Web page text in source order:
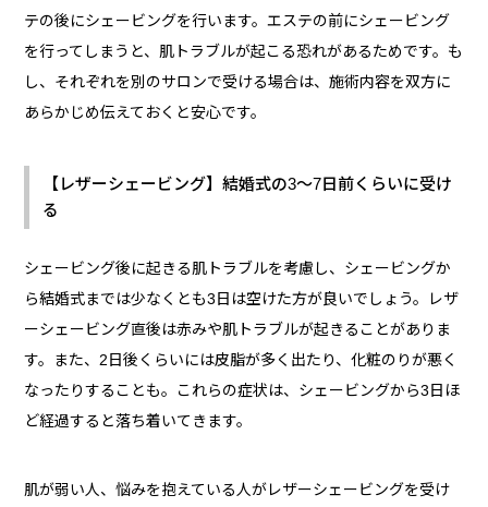
テの後にシェービングを行います。エステの前にシェービング
を行ってしまうと、肌トラブルが起こる恐れがあるためです。も
し、それぞれを別のサロンで受ける場合は、施術内容を双方に
あらかじめ伝えておくと安心です。
【レザーシェービング】結婚式の3～7日前くらいに受け
る
シェービング後に起きる肌トラブルを考慮し、シェービングか
ら結婚式までは少なくとも3日は空けた方が良いでしょう。レザ
ーシェービング直後は赤みや肌トラブルが起きることがありま
す。また、2日後くらいには皮脂が多く出たり、化粧のりが悪く
なったりすることも。これらの症状は、シェービングから3日ほ
ど経過すると落ち着いてきます。
肌が弱い人、悩みを抱えている人がレザーシェービングを受け